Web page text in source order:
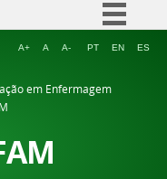
Simplifique!
Legislação
A+ A A- PT EN ES
em Enfermagem